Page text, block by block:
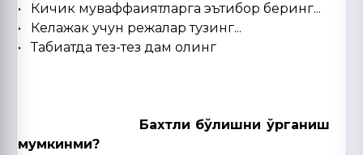
• Кичик муваффақиятларга эътибор беринг...
• Келажак учун режалар тузинг...
• Табиатда тез-тез дам олинг
Бахтли бўлишни ўрганиш
мумкинми?